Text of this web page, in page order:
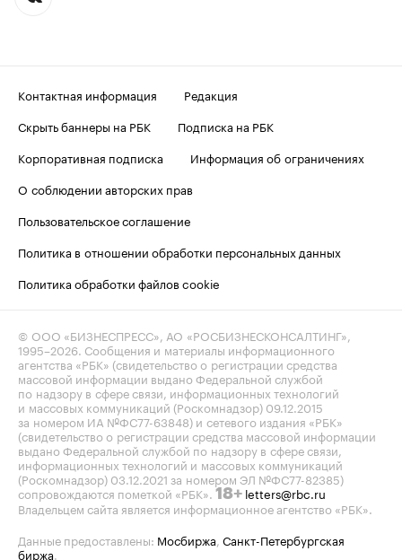
Контактная информация
Редакция
Скрыть баннеры на РБК
Подписка на РБК
Корпоративная подписка
Информация об ограничениях
О соблюдении авторских прав
Пользовательское соглашение
Политика в отношении обработки персональных данных
Политика обработки файлов cookie
© ООО «БИЗНЕСПРЕСС», АО «РОСБИЗНЕСКОНСАЛТИНГ»,
1995–2026 . Сообщения и материалы информационного
агентства «РБК» (свидетельство о регистрации средства
массовой информации выдано Федеральной службой
по надзору в сфере связи, информационных технологий
и массовых коммуникаций (Роскомнадзор) 09.12.2015
за номером ИА №ФС77-63848) и сетевого издания «РБК»
(свидетельство о регистрации средства массовой информации
выдано Федеральной службой по надзору в сфере связи,
информационных технологий и массовых коммуникаций
(Роскомнадзор) 03.12.2021 за номером ЭЛ №ФС77-82385)
сопровождаются пометкой «РБК». 18+ letters@rbc.ru
Владельцем сайта является информационное агентство «РБК».
Данные предоставлены: Мосбиржа Санкт-Петербургская
биржа